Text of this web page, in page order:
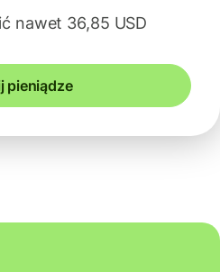
nawet 36,85 USD
pieniądze